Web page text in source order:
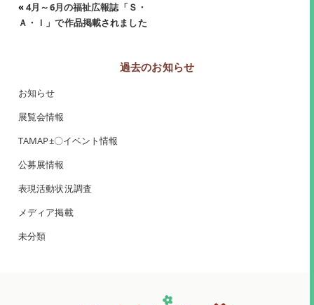
«4月～6月の福祉広報誌「Ｓ・
Ａ・Ｉ」で作品掲載されました
過去のお知らせ
お知らせ
展覧会情報
TAMAP±〇イベント情報
公募展情報
表現活動状況調査
メディア掲載
未分類